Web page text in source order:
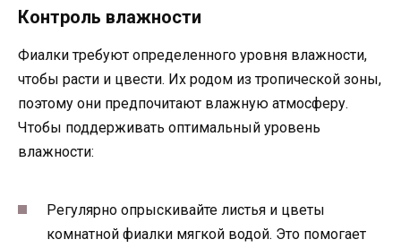
Контроль влажности
Фиалки требуют определенного уровня влажности,
чтобы расти и цвести. Их родом из тропической зоны,
поэтому они предпочитают влажную атмосферу.
Чтобы поддерживать оптимальный уровень
влажности:
Регулярно опрыскивайте листья и цветы
комнатной фиалки мягкой водой. Это помогает